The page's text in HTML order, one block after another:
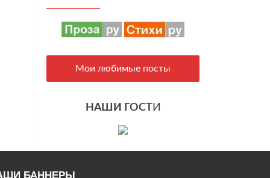
Мои любимые посты
НАШИ ГОСТИ
БАННЕРЫ